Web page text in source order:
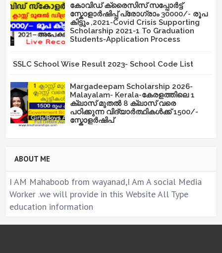
കോവിഡ് ക്രൈസിസ് സപ്പോർട്ട്
സ്കോളാർഷിപ്പ് പ്രോഗ്രാം 30000/- രൂപ
കിട്ടും ,2021-Covid Crisis Supporting
Scholarship 2021-1 To Graduation
Students-Application Process
SSLC School Wise Result 2023- School Code List
Margadeepam Scholarship 2026-
Malayalam- Kerala-കേരളത്തിലെ 1
ക്ലാസ് മുതൽ 8 ക്ലാസ് വരെ
പഠിക്കുന്ന വിദ്യാർത്ഥികൾക്ക് 1500/-
സ്കോളർഷിപ്
ABOUT ME
I AM Mahaboob from wayanad,I Am A social Media
Worker .we will provide in this Website All Type
education information